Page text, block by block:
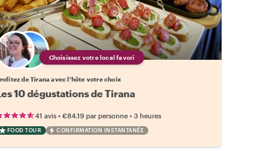
Choisissez votre local favori
de Tirana avec l'hôte votre choix
10 dégustations de Tirana
41 avis• €84.19 par personne• 3 heures
FOOD TOUR CONFIRMATION INSTANTANÉE